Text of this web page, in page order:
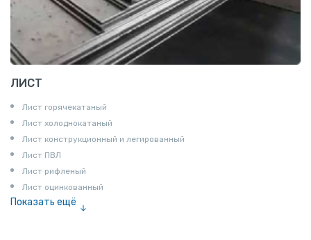
ЛИСТ
Лист горячекатаный
Лист холоднокатаный
Лист конструкционный и легированный
Лист ПВЛ
Лист рифленый
Лист оцинкованный
Показать ещё